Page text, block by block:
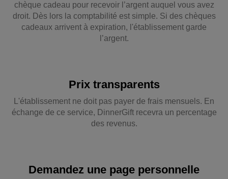
chèque cadeau pour recevoir l’argent auquel vous avez
droit. Dès lors la comptabilité est simple. Si des chèques
cadeaux arrivent à expiration, l'établissement garde
l’argent.
Prix transparents
L'établissement ne doit pas payer de frais mensuels. En
échange de ce service, DinnerGift recevra un percentage
des revenus.
Demandez une page personnelle